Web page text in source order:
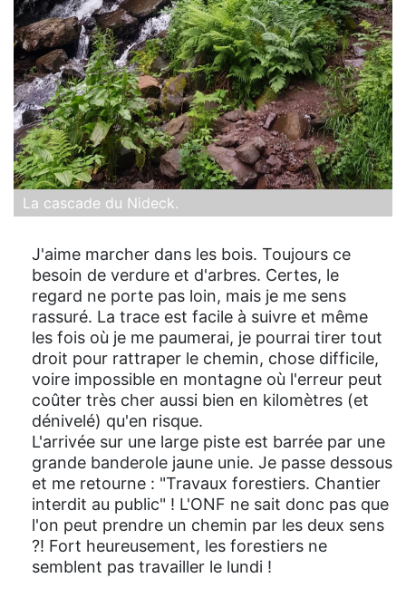
La cascade du Nideck.
J'aime marcher dans les bois. Toujours ce
besoin de verdure et d'arbres. Certes, le
regard ne porte pas loin, mais je me sens
rassuré. La trace est facile à suivre et même
les fois où je me paumerai, je pourrai tirer tout
droit pour rattraper le chemin, chose difficile,
voire impossible en montagne où l'erreur peut
coûter très cher aussi bien en kilomètres (et
dénivelé) qu'en risque.
L'arrivée sur une large piste est barrée par une
grande banderole jaune unie. Je passe dessous
et me retourne : "Travaux forestiers. Chantier
interdit au public" ! L'ONF ne sait donc pas que
l'on peut prendre un chemin par les deux sens
?! Fort heureusement, les forestiers ne
semblent pas travailler le lundi !